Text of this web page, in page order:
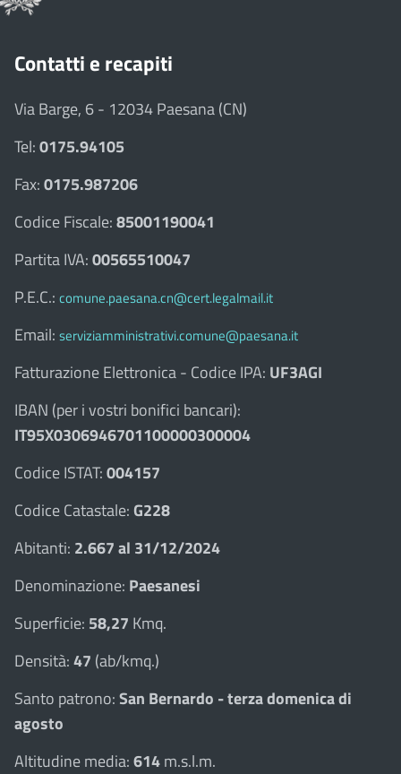
Contatti e recapiti
Via Barge, 6 - 12034 Paesana (CN)
Tel:0175.94105
Fax:0175.987206
Codice Fiscale:85001190041
Partita IVA:00565510047
P.E.C.: comune.paesana.cn@cert.legalmail.it
Email: serviziamministrativi.comune@paesana.it
Fatturazione Elettronica - Codice IPA: UF3AGI
IBAN (per i vostri bonifici bancari):
IT95X0306946701100000300004
Codice ISTAT:004157
Codice Catastale:G228
Abitanti: 2.667 al 31/12/2024
Denominazione: Paesanesi
Superficie: 58,27 Kmq.
Densità:47 (ab/kmq.)
Santo patrono:San Bernardo - terza domenica di
agosto
Altitudine media:614m.s.l.m.